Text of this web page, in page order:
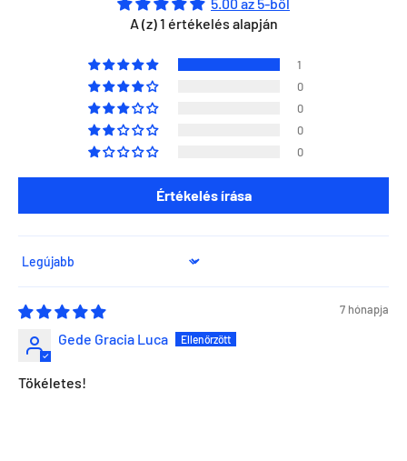
A (z) 1 értékelés alapján
1
0
0
0
0
Értékelés írása
Sort by
7 hónapja
Gede Gracia Luca
Tökéletes!
Szeretnéd ha napra kész lennél minden Direct Darts